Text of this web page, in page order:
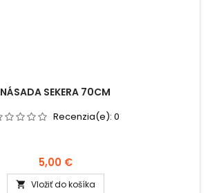
NÁSADA SEKERA 70CM
Recenzia(e): 0
5,00 €
 Vložiť do košíka